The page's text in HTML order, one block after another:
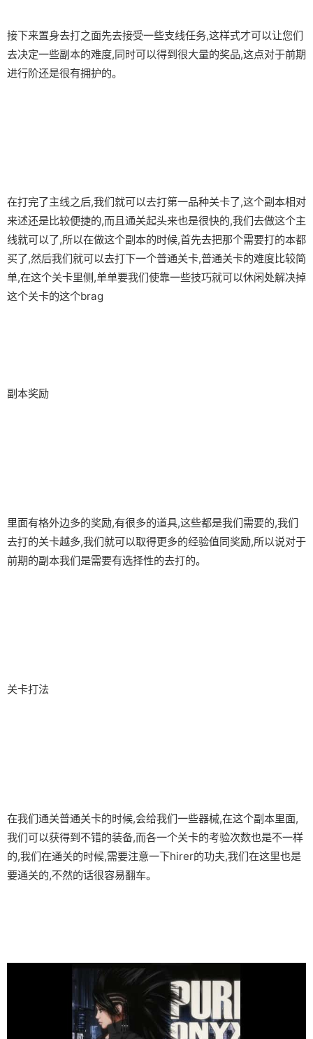
接下来置身去打之面先去接受一些支线任务,这样式才可以让您们
去决定一些副本的难度,同时可以得到很大量的奖品,这点对于前期
进行阶还是很有拥护的。
在打完了主线之后,我们就可以去打第一品种关卡了,这个副本相对
来述还是比较便捷的,而且通关起头来也是很快的,我们去做这个主
线就可以了,所以在做这个副本的时候,首先去把那个需要打的本都
买了,然后我们就可以去打下一个普通关卡,普通关卡的难度比较简
单,在这个关卡里侧,单单要我们使靠一些技巧就可以休闲处解决掉
这个关卡的这个brag
副本奖励
里面有格外边多的奖励,有很多的道具,这些都是我们需要的,我们
去打的关卡越多,我们就可以取得更多的经验值同奖励,所以说对于
前期的副本我们是需要有选择性的去打的。
关卡打法
在我们通关普通关卡的时候,会给我们一些器械,在这个副本里面,
我们可以获得到不错的装备,而各一个关卡的考验次数也是不一样
的,我们在通关的时候,需要注意一下hirer的功夫,我们在这里也是
要通关的,不然的话很容易翻车。